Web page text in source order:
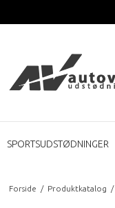
SPORTSUDSTØDNINGER
Forside / Produktkatalog /